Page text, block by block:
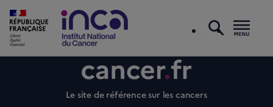
Le site de référence sur les cancers